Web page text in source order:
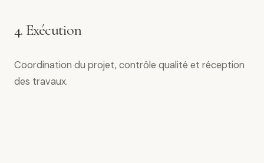
4. Exécution
Coordination du projet, contrôle qualité et réception
des travaux.